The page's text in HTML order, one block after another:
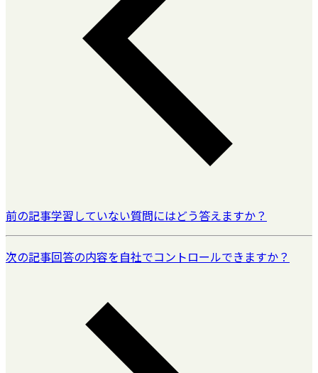
前の記事学習していない質問にはどう答えますか？
次の記事回答の内容を自社でコントロールできますか？